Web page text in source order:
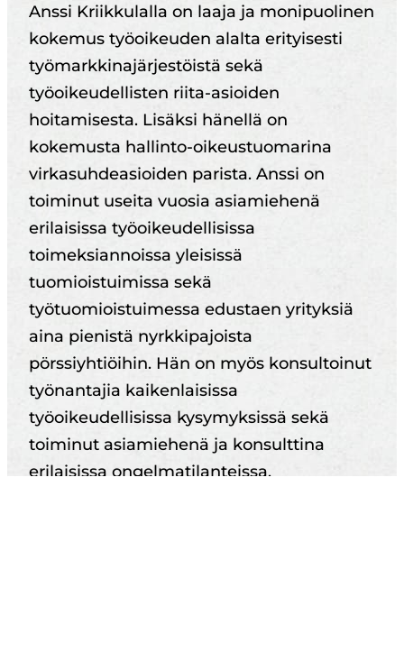
Anssi Kriikkulalla on laaja ja monipuolinen
kokemus työoikeuden alalta erityisesti
työmarkkinajärjestöistä sekä
työoikeudellisten riita-asioiden
hoitamisesta. Lisäksi hänellä on
kokemusta hallinto-oikeustuomarina
virkasuhdeasioiden parista. Anssi on
toiminut useita vuosia asiamiehenä
erilaisissa työoikeudellisissa
toimeksiannoissa yleisissä
tuomioistuimissa sekä
työtuomioistuimessa edustaen yrityksiä
aina pienistä nyrkkipajoista
pörssiyhtiöihin. Hän on myös konsultoinut
työnantajia kaikenlaisissa
työoikeudellisissa kysymyksissä sekä
toiminut asiamiehenä ja konsulttina
erilaisissa ongelmatilanteissa.